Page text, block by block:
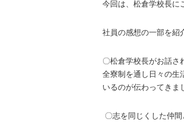
今回は、松倉学校長に
社員の感想の一部を紹
〇松倉学校長がお話さ
全寮制を通し日々の生
いるのが伝わってきま
〇志を同じくした仲